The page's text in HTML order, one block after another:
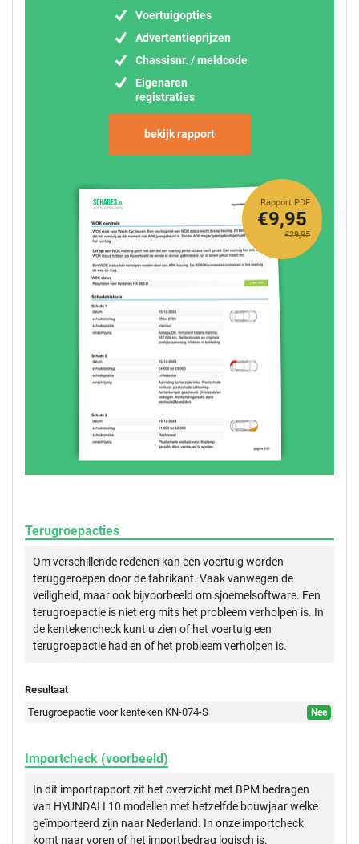
Voertuigopties
Advertentieprijzen
Chassisnr. / meldcode
Eigenaren
registraties
bekijk rapport
Rapport PDF
€29,95
€9,95
Terugroepacties
Om verschillende redenen kan een voertuig worden
teruggeroepen door de fabrikant. Vaak vanwegen de
veiligheid, maar ook bijvoorbeeld om sjoemelsoftware. Een
terugroepactie is niet erg mits het probleem verholpen is. In
de kentekencheck kunt u zien of het voertuig een
terugroepactie had en of het probleem verholpen is.
Resultaat
Terugroepactie voor kenteken KN-074-S
Nee
Importcheck (voorbeeld)
In dit importrapport zit het overzicht met BPM bedragen
van HYUNDAI I 10 modellen met hetzelfde bouwjaar welke
geïmporteerd zijn naar Nederland. In onze importcheck
komt naar voren of het importbedrag logisch is.